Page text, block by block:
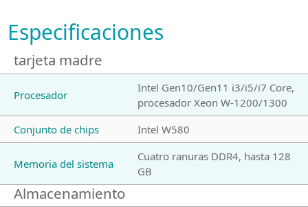
Especificaciones
tarjeta madre
Procesador
Intel Gen10/Gen11 i3/i5/i7 Core,
procesador Xeon W-1200/1300
Conjunto de chips
Intel W580
Memoria del sistema
Cuatro ranuras DDR4, hasta 128
GB
Almacenamiento